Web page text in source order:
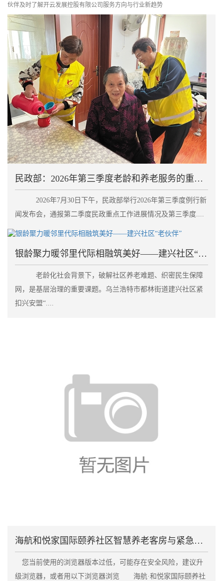
伙伴及时了解开云发展控股有限公司服务方向与行业新趋势
民政部：2026年第三季度老龄和养老服务的重点工作
2026年7月30日下午，民政部举行2026年第三季度例行新
闻发布会，通报第二季度民政重点工作进展情况及第三季度....
银龄聚力暖邻里代际相融筑美好——建兴社区“老伙伴”
老龄化社会背景下，破解社区养老难题、织密民生保障
网，是基层治理的重要课题。乌兰浩特市都林街道建兴社区紧
扣兴安盟“....
海航和悦家国际颐养社区智慧养老客房与紧急呼叫系统失
您当前使用的浏览器版本过低，可能存在安全风险，建议升
级浏览器，或者用以下浏览器浏览 海航·和悦家国际颐养社